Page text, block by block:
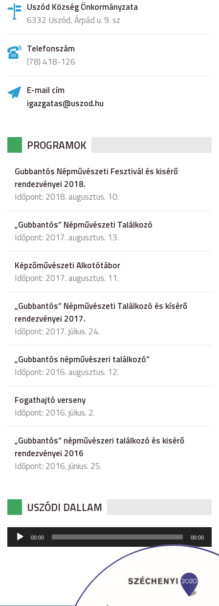
Uszód Község Önkormányzata
6332 Uszód, Árpád u. 9. sz
Telefonszám
(78) 418-126
E-mail cím
igazgatas@uszod.hu
PROGRAMOK
Gubbantós Népművészeti Fesztivál és kisérő
rendezvényei 2018.
Időpont: 2018. augusztus. 10.
„Gubbantós” Népművészeti Találkozó
Időpont: 2017. augusztus. 13.
Képzőművészeti Alkotótábor
Időpont: 2017. augusztus. 11.
„Gubbantós” Népművészeti Találkozó és kísérő
rendezvényei 2017.
Időpont: 2017. július. 24.
„Gubbantós népművészeri találkozó”
Időpont: 2016. augusztus. 12.
Fogathajtó verseny
Időpont: 2016. július. 2.
„Gubbantós” népművészeri találkozó és kisérő
rendezvényei 2016
Időpont: 2016. június. 25.
USZÓDI DALLAM
Audió
lejátszó
00:00 00:00